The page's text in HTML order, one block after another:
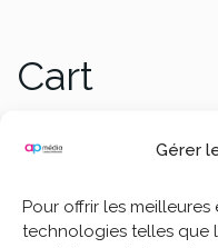
Gérer
Pour offrir les
technologies telles que
Cart